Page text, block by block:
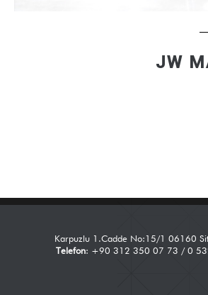
JW
Karpuzlu 1.Cadde No:15/1 06160
Telefon: +90 312 350 07 73 / 0